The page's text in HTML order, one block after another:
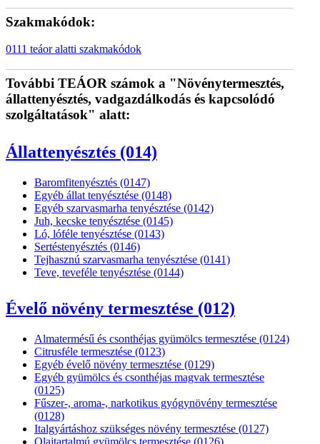
Szakmakódok:
0111 teáor alatti szakmakódok
További TEÁOR számok a "Növénytermesztés,
állattenyésztés, vadgazdálkodás és kapcsolódó
szolgáltatások" alatt:
Állattenyésztés (014)
Baromfitenyésztés (0147)
Egyéb állat tenyésztése (0148)
Egyéb szarvasmarha tenyésztése (0142)
Juh, kecske tenyésztése (0145)
Ló, lóféle tenyésztése (0143)
Sertéstenyésztés (0146)
Tejhasznú szarvasmarha tenyésztése (0141)
Teve, teveféle tenyésztése (0144)
Évelő növény termesztése (012)
Almatermésű és csonthéjas gyümölcs termesztése (0124)
Citrusféle termesztése (0123)
Egyéb évelő növény termesztése (0129)
Egyéb gyümölcs és csonthéjas magvak termesztése
(0125)
Fűszer-, aroma-, narkotikus gyógynövény termesztése
(0128)
Italgyártáshoz szükséges növény termesztése (0127)
Olajtartalmú gyümölcs termesztése (0126)